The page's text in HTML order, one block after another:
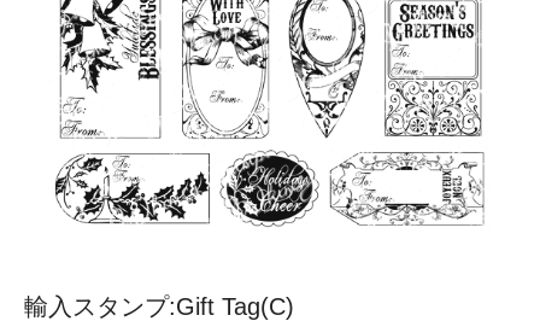
輸入スタンプ:Gift Tag(C)